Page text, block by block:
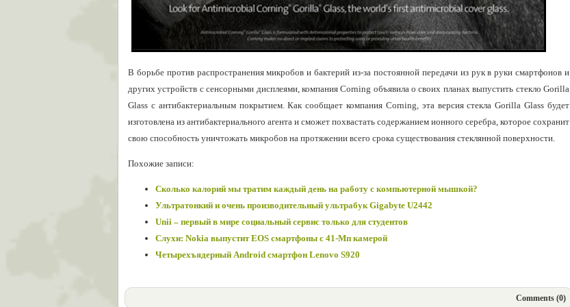
В борьбе против распространения микробов и бактерий из-за постоянной передачи из рук в руки смартфонов и
других устройств с сенсорными дисплеями, компания Corning объявила о своих планах выпустить стекло Gorilla
Glass с антибактериальным покрытием. Как сообщает компания Corning, эта версия стекла Gorilla Glass будет
изготовлена из антибактериального агента и сможет похвастать содержанием ионного серебра, которое сохранит
свою способность уничтожать микробов на протяжении всего срока существования стеклянной поверхности.
Похожие записи:
Сколько калорий мы тратим каждый день на работу с компьютерной мышкой?
Ультратонкий и очень производительный ультрабук Gigabyte U2442
Unii – первый в мире социальный сервис только для студентов
Слухи: Nokia выпустит EOS смартфоны с 41-Мп камерой
Четырехъядерный Android смартфон Lenovo S920
Comments (0)